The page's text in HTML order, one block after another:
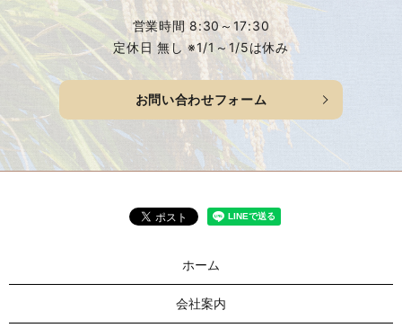
営業時間 8:30～17:30
定休日 無し ※1/1～1/5は休み
お問い合わせフォーム
ホーム
会社案内